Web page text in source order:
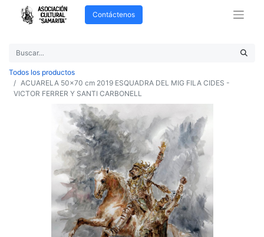
Contáctenos
Todos los productos
ACUARELA 50x70 cm 2019 ESQUADRA DEL MIG FILA CIDES -
VICTOR FERRER Y SANTI CARBONELL